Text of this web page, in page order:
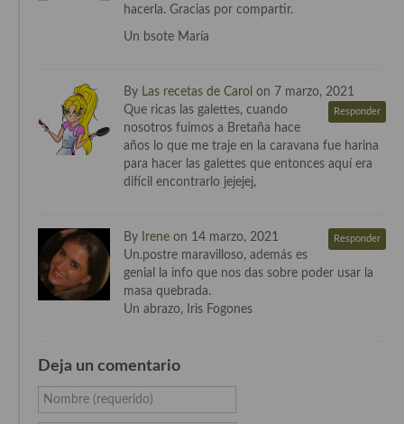
Cocina portuguesa
Cocina Rusa
Cocina Turca
hacerla. Gracias por compartir.
Un bsote María
By Las recetas de Carol on 7 marzo, 2021
Responder
Que ricas las galettes, cuando
nosotros fuimos a Bretaña hace
años lo que me traje en la caravana fue harina
para hacer las galettes que entonces aquí era
difícil encontrarlo jejejej,
By Irene on 14 marzo, 2021 Responder
Un.postre maravilloso, además es
genial la info que nos das sobre poder usar la
masa quebrada.
Un abrazo, Iris Fogones
Deja un comentario
Nombre (requerido)